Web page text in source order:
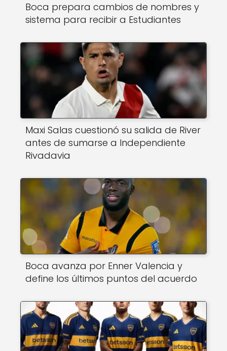
Boca prepara cambios de nombres y
sistema para recibir a Estudiantes
Maxi Salas cuestionó su salida de River
antes de sumarse a Independiente
Rivadavia
Boca avanza por Enner Valencia y
define los últimos puntos del acuerdo